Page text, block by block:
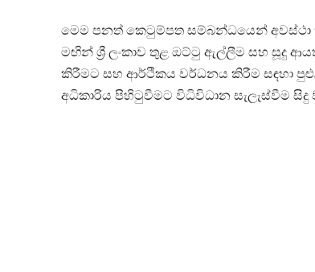
මෙම පනත් කෙටුම්පත සම්බන්ධයෙන් අවස්ථා
මඟින් ශ්‍රී ලංකාව තුළ ඔට්ටු ඇල්ලීම සහ සූදු
කිරීමට සහ ආර්ථිකය වර්ධනය කිරීම සඳහා
අධිකාරිය පිහිටුවීමට විධිවිධාන සැලැස්වීම